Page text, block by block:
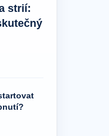
strií: